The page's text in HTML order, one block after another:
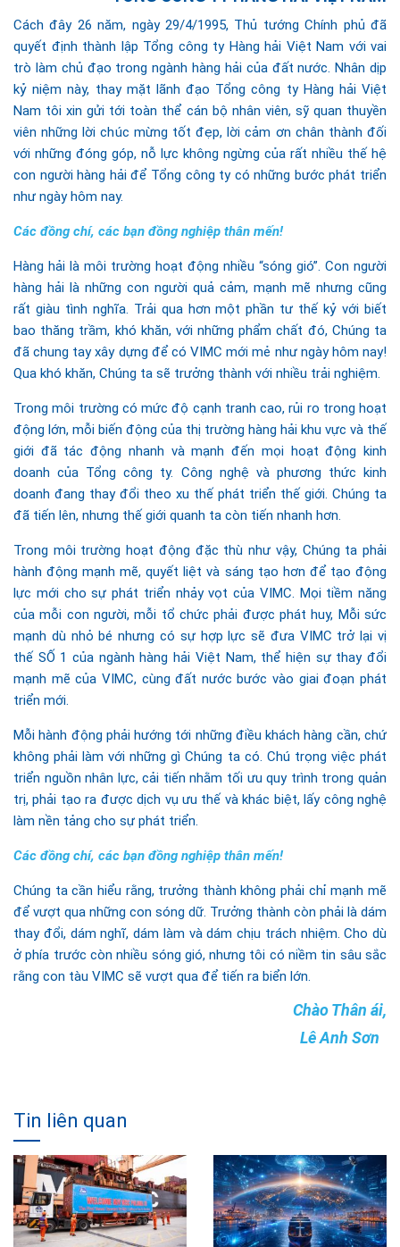
Cách đây 26 năm, ngày 29/4/1995, Thủ tướng Chính phủ đã
quyết định thành lập Tổng công ty Hàng hải Việt Nam với vai
trò làm chủ đạo trong ngành hàng hải của đất nước. Nhân dịp
kỷ niệm này, thay mặt lãnh đạo Tổng công ty Hàng hải Việt
Nam tôi xin gửi tới toàn thể cán bộ nhân viên, sỹ quan thuyền
viên những lời chúc mừng tốt đẹp, lời cảm ơn chân thành đối
với những đóng góp, nỗ lực không ngừng của rất nhiều thế hệ
con người hàng hải để Tổng công ty có những bước phát triển
như ngày hôm nay.
Các đồng chí, các bạn đồng nghiệp thân mến!
Hàng hải là môi trường hoạt động nhiều “sóng gió”. Con người
hàng hải là những con người quả cảm, mạnh mẽ nhưng cũng
rất giàu tình nghĩa. Trải qua hơn một phần tư thế kỷ với biết
bao thăng trầm, khó khăn, với những phẩm chất đó, Chúng ta
đã chung tay xây dựng để có VIMC mới mẻ như ngày hôm nay!
Qua khó khăn, Chúng ta sẽ trưởng thành với nhiều trải nghiệm.
Trong môi trường có mức độ cạnh tranh cao, rủi ro trong hoạt
động lớn, mỗi biến động của thị trường hàng hải khu vực và thế
giới đã tác động nhanh và mạnh đến mọi hoạt động kinh
doanh của Tổng công ty. Công nghệ và phương thức kinh
doanh đang thay đổi theo xu thế phát triển thế giới. Chúng ta
đã tiến lên, nhưng thế giới quanh ta còn tiến nhanh hơn.
Trong môi trường hoạt động đặc thù như vậy, Chúng ta phải
hành động mạnh mẽ, quyết liệt và sáng tạo hơn để tạo động
lực mới cho sự phát triển nhảy vọt của VIMC. Mọi tiềm năng
của mỗi con người, mỗi tổ chức phải được phát huy, Mỗi sức
mạnh dù nhỏ bé nhưng có sự hợp lực sẽ đưa VIMC trở lại vị
thế SỐ 1 của ngành hàng hải Việt Nam, thể hiện sự thay đổi
mạnh mẽ của VIMC, cùng đất nước bước vào giai đoạn phát
triển mới.
Mỗi hành động phải hướng tới những điều khách hàng cần, chứ
không phải làm với những gì Chúng ta có. Chú trọng việc phát
triển nguồn nhân lực, cải tiến nhằm tối ưu quy trình trong quản
trị, phải tạo ra được dịch vụ ưu thế và khác biệt, lấy công nghệ
làm nền tảng cho sự phát triển.
Các đồng chí, các bạn đồng nghiệp thân mến!
Chúng ta cần hiểu rằng, trưởng thành không phải chỉ mạnh mẽ
để vượt qua những con sóng dữ. Trưởng thành còn phải là dám
thay đổi, dám nghĩ, dám làm và dám chịu trách nhiệm. Cho dù
ở phía trước còn nhiều sóng gió, nhưng tôi có niềm tin sâu sắc
rằng con tàu VIMC sẽ vượt qua để tiến ra biển lớn.
Chào Thân ái,
Lê Anh Sơn
Tin liên quan